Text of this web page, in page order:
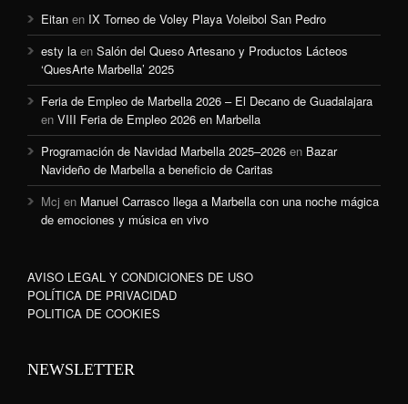
Eitan en IX Torneo de Voley Playa Voleibol San Pedro
esty la en Salón del Queso Artesano y Productos Lácteos
‘QuesArte Marbella’ 2025
Feria de Empleo de Marbella 2026 – El Decano de Guadalajara
en VIII Feria de Empleo 2026 en Marbella
Programación de Navidad Marbella 2025–2026 en Bazar
Navideño de Marbella a beneficio de Caritas
Mcj en Manuel Carrasco llega a Marbella con una noche mágica
de emociones y música en vivo
AVISO LEGAL Y CONDICIONES DE USO
POLÍTICA DE PRIVACIDAD
POLITICA DE COOKIES
NEWSLETTER